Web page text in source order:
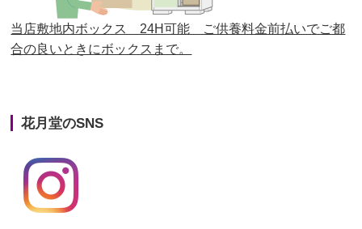
第23回人形供養祭平成26年12月5日
第22回人形供養祭平成26年4月28日
第20回人形供養祭
第19回人形供養祭
第18回人形供養祭
当店敷地内ボックス 24H可能 ご供養料金前払いでご都
合の良いときにボックスまで。
花月堂のSNS